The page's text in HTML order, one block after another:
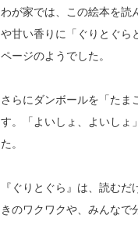
わが家では、この絵本を読
や甘い香りに「ぐりとぐら
ページのようでした。
さらにダンボールを「たま
す。「よいしょ、よいしょ
た。
『ぐりとぐら』は、読むだ
きのワクワクや、みんなで